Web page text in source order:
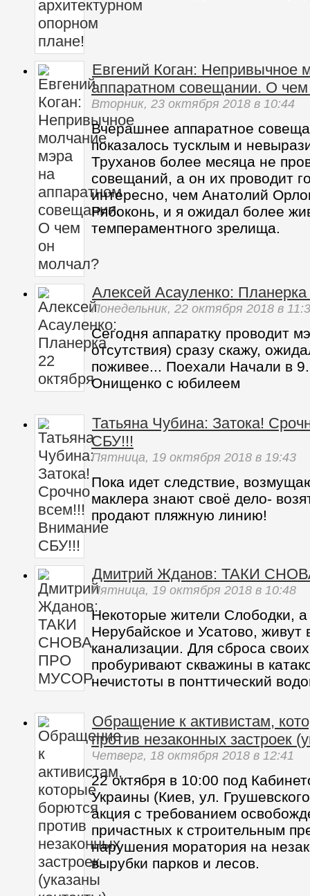
Евгений Коган: Непривычное
аппаратном совещании. О
Вторник, 23 октября 2018 в 10:44
Вчерашнее аппаратное
показалось тусклым и
Труханов более месяца не
совещаний, а он их проводит
интересно, чем Анатолий
Рябоконь, и я ожидал более
темпераментного зрелища.
Алексей Асауленко: Планерка
Понедельник, 22 октября 2018 в
Сегодня аппаратку проводит
отсутствия) сразу скажу,
поживее... Поехали Начали в
Онищенко с юбилеем
Татьяна Чубина: Затока!
СБУ!!!
Пятница, 19 октября 2018 в 19:43
Пока идет следствие,
маклера знают своё дело-
продают пляжную линию!
Дмитрий Жданов: ТАКИ
Пятница, 19 октября 2018 в 10:48
Некоторые жители Слободки, а
Нерубайское и Усатово, живут
канализации. Для сброса
пробуривают скважины в
нечистоты в понттический
Обращение к активистам,
против незаконных застроек
Четверг, 18 октября 2018 в 12:41
22 октября в 10:00 под
Украины (Киев, ул.
акция с требованием
причастных к строительным
нарушения моратория на
вырубки парков и лесов.